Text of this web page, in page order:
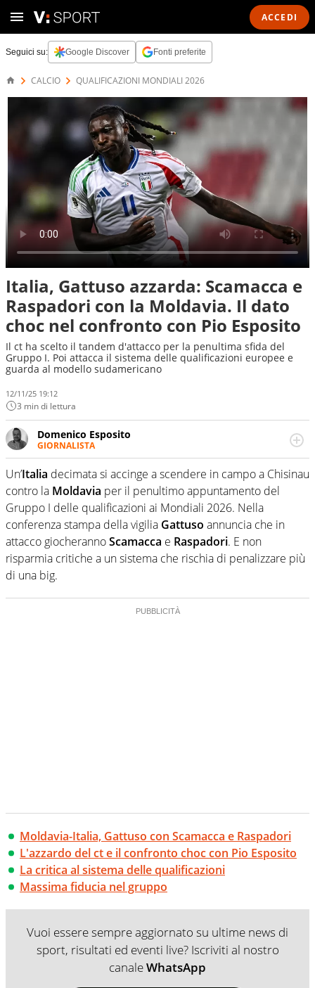
ACCEDI
Seguici su: Google Discover Fonti preferite
CALCIO QUALIFICAZIONI MONDIALI 2026
Italia, Gattuso azzarda: Scamacca e
Raspadori con la Moldavia. Il dato
choc nel confronto con Pio Esposito
Il ct ha scelto il tandem d'attacco per la penultima sfida del
Gruppo I. Poi attacca il sistema delle qualificazioni europee e
guarda al modello sudamericano
12/11/25 19:12
3 min di lettura
Domenico Esposito
GIORNALISTA
Da vent’anni in campo e sul campo per vivere ogni evento
in tutte le sue sfaccettature. Passione smisurata per il
calcio e per la sfera di cuoio. Il pallone è una cosa
serissima, guai a dirgli di no
Un’Italia decimata si accinge a scendere in campo a Chisinau
contro la Moldavia per il penultimo appuntamento del
Gruppo I delle qualificazioni ai Mondiali 2026. Nella
conferenza stampa della vigilia Gattuso annuncia che in
attacco giocherannoScamacca e Raspadori. E non
risparmia critiche a un sistema che rischia di penalizzare più
di una big.
Moldavia-Italia, Gattuso con Scamacca e Raspadori
L'azzardo del ct e il confronto choc con Pio Esposito
La critica al sistema delle qualificazioni
Massima fiducia nel gruppo
Vuoi essere sempre aggiornato su ultime news di
sport, risultati ed eventi live? Iscriviti al nostro
canaleWhatsApp